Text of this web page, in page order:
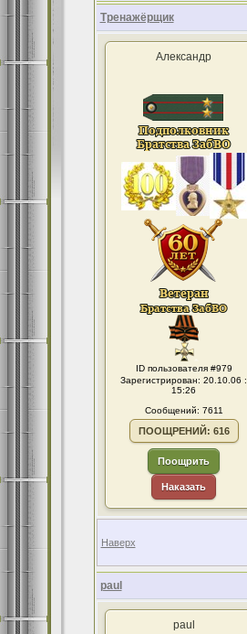
Тренажёрщик
Александр
ID пользователя #979
Зарегистрирован: 20.10.06 :
15:26
Сообщений: 7611
ПООЩРЕНИЙ: 616
Поощрить
Наказать
Наверх
paul
paul